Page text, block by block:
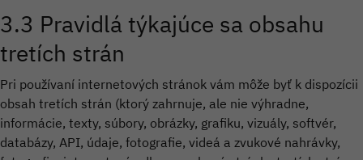
3.3 Pravidlá týkajúce sa obsahu
tretích strán
Pri používaní internetových stránok vám môže byť k dispozícii
obsah tretích strán (ktorý zahrnuje, ale nie výhradne,
informácie, texty, súbory, obrázky, grafiku, vizuály, softvér,
databázy, API, údaje, fotografie, videá a zvukové nahrávky,